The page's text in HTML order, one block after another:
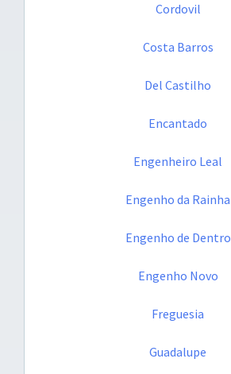
Cordovil
Costa Barros
Del Castilho
Encantado
Engenheiro Leal
Engenho da Rainha
Engenho de Dentro
Engenho Novo
Freguesia
Guadalupe